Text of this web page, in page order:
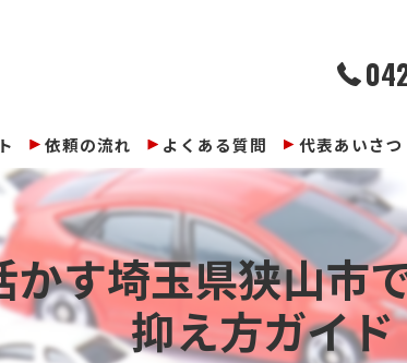
依頼の流れ よくある質問 代表あいさつ
す埼玉県狭山市
抑え方ガイド